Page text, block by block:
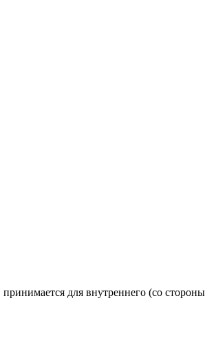
принимается для внутреннего (со